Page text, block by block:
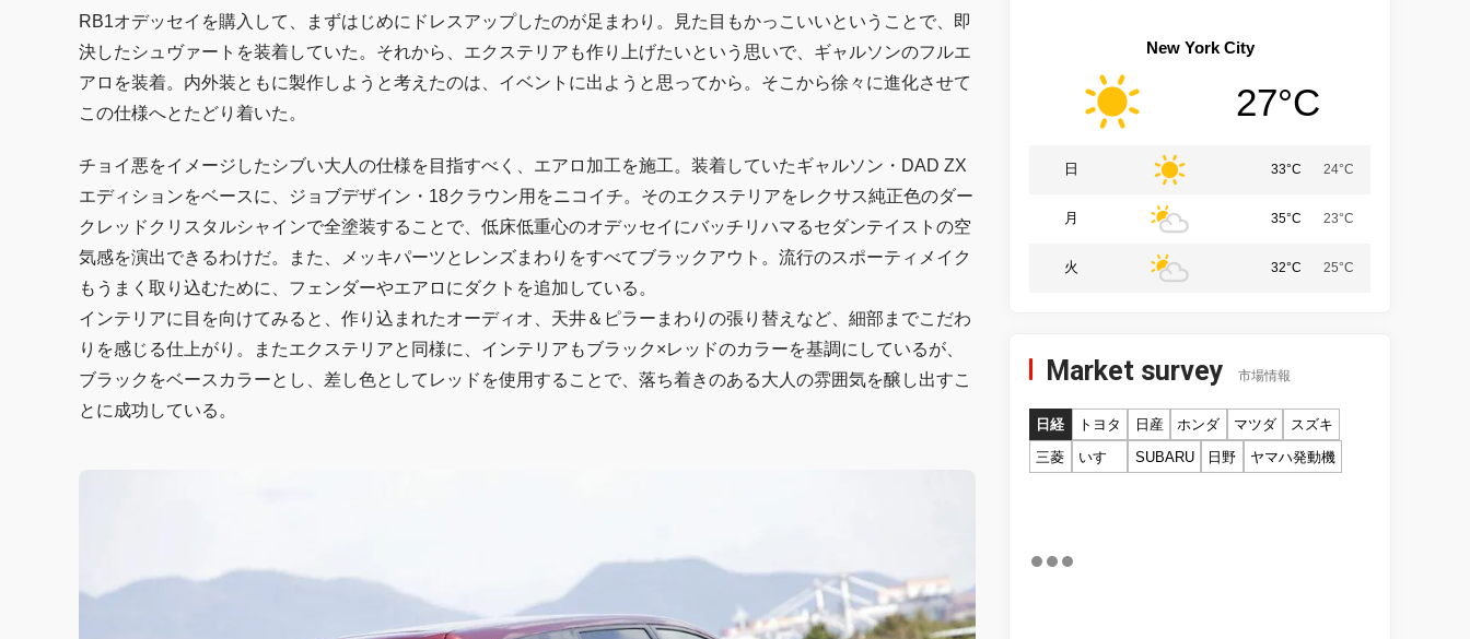
RB1オデッセイを購入して、まずはじめにドレスアップしたのが足まわり。見た目もかっこいいということで、即
決したシュヴァートを装着していた。それから、エクステリアも作り上げたいという思いで、ギャルソンのフルエ
アロを装着。内外装ともに製作しようと考えたのは、イベントに出ようと思ってから。そこから徐々に進化させて
この仕様へとたどり着いた。
チョイ悪をイメージしたシブい大人の仕様を目指すべく、エアロ加工を施工。装着していたギャルソン・DAD ZX
エディションをベースに、ジョブデザイン・18クラウン用をニコイチ。そのエクステリアをレクサス純正色のダー
クレッドクリスタルシャインで全塗装することで、低床低重心のオデッセイにバッチリハマるセダンテイストの空
気感を演出できるわけだ。また、メッキパーツとレンズまわりをすべてブラックアウト。流行のスポーティメイク
もうまく取り込むために、フェンダーやエアロにダクトを追加している。
インテリアに目を向けてみると、作り込まれたオーディオ、天井＆ピラーまわりの張り替えなど、細部までこだわ
りを感じる仕上がり。またエクステリアと同様に、インテリアもブラック×レッドのカラーを基調にしているが、
ブラックをベースカラーとし、差し色としてレッドを使用することで、落ち着きのある大人の雰囲気を醸し出すこ
とに成功している。
New York City
27°C
日 33°C 24°C
月 35°C 23°C
火 32°C 25°C
Market survey 市場情報
日経 トヨタ 日産 ホンダ マツダ
スズキ
三菱
いすゞ SUBARU 日野 ヤマハ発動機